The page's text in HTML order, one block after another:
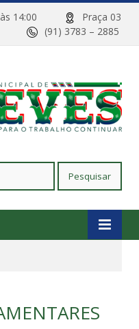
às 14:00
Praça 03
(91) 3783 – 2885